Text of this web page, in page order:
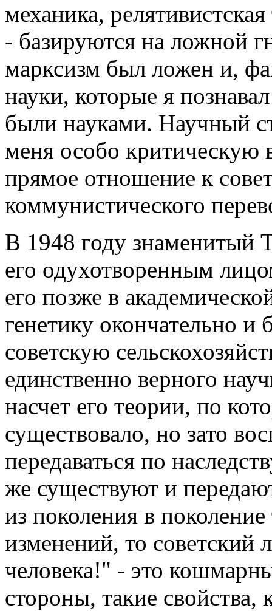
механика,
- базируются на ложной
марксизм был ложен и,
науки, которые я
были науками. Научный
меня особо критическую
прямое отношение к
коммунистического
В 1948 году знаменитый
его одухотворенным
его позже в
генетику окончательно и
советскую
единственно верного
насчет его теории, по
существовало, но зато
передаваться по
же существуют и
из поколения в
изменений, то
человека!" - это
стороны, такие